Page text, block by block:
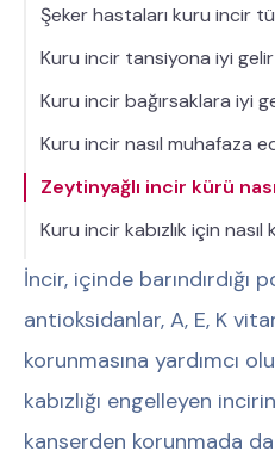
Şeker hastaları kuru incir
Kuru incir tansiyona iyi
Kuru incir bağırsaklara iyi
Kuru incir nasıl muhafaza
Zeytinyağlı incir kürü
Kuru incir kabızlık için nasıl
İncir, içinde barındırdığı
antioksidanlar, A, E, K
korunmasına yardımcı
kabızlığı engelleyen
kanserden korunmada